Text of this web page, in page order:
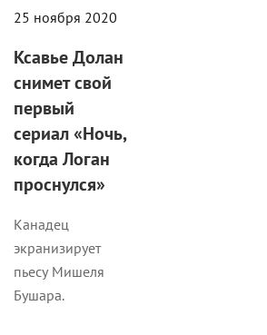
25 ноября 2020
Ксавье Долан
снимет свой
первый
сериал «Ночь,
когда Логан
проснулся»
Канадец
экранизирует
пьесу Мишеля
Бушара.